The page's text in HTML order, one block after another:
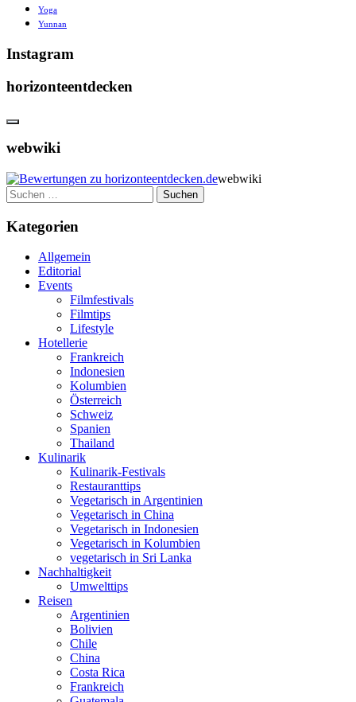
Yoga
Yunnan
Instagram
horizonteentdecken
webwiki
webwiki
Suchen
nach:
Kategorien
Allgemein
Editorial
Events
Filmfestivals
Filmtips
Lifestyle
Hotellerie
Frankreich
Indonesien
Kolumbien
Österreich
Schweiz
Spanien
Thailand
Kulinarik
Kulinarik-Festivals
Restauranttips
Vegetarisch in Argentinien
Vegetarisch in China
Vegetarisch in Indonesien
Vegetarisch in Kolumbien
vegetarisch in Sri Lanka
Nachhaltigkeit
Umwelttips
Reisen
Argentinien
Bolivien
Chile
China
Costa Rica
Frankreich